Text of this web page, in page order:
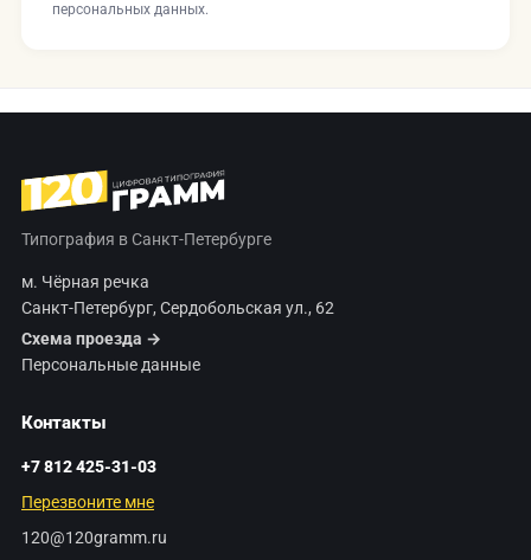
персональных данных.
Типография в Санкт-Петербурге
м. Чёрная речка
Санкт-Петербург, Сердобольская ул., 62
Схема проезда →
Персональные данные
Контакты
+7 812 425-31-03
Перезвоните мне
120@120gramm.ru